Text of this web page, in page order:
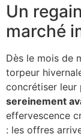
Un
marché
Dès le mois de
torpeur
concrétiser leur
sereinement
effervescence
: les offres